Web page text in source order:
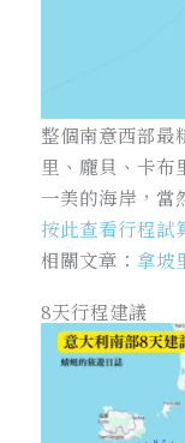
整個南意西部最
里、龐貝、卡布
一美的海岸，當
按此查看行程試
相關文章： 拿坡
8天行程建議